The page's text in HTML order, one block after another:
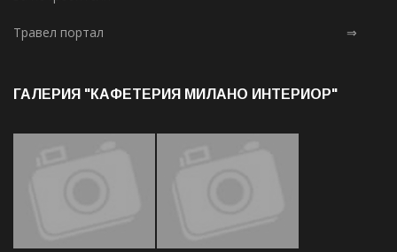
Травел портал ⇒
ГАЛЕРИЯ "КАФЕТЕРИЯ МИЛАНО ИНТЕРИОР"